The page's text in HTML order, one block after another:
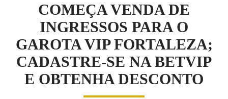
COMEÇA VENDA DE
INGRESSOS PARA O
GAROTA VIP FORTALEZA;
CADASTRE-SE NA BETVIP
E OBTENHA DESCONTO